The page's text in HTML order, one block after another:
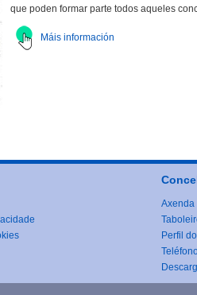
que poden formar parte todos aqueles
Máis información
Axenda
Perfil